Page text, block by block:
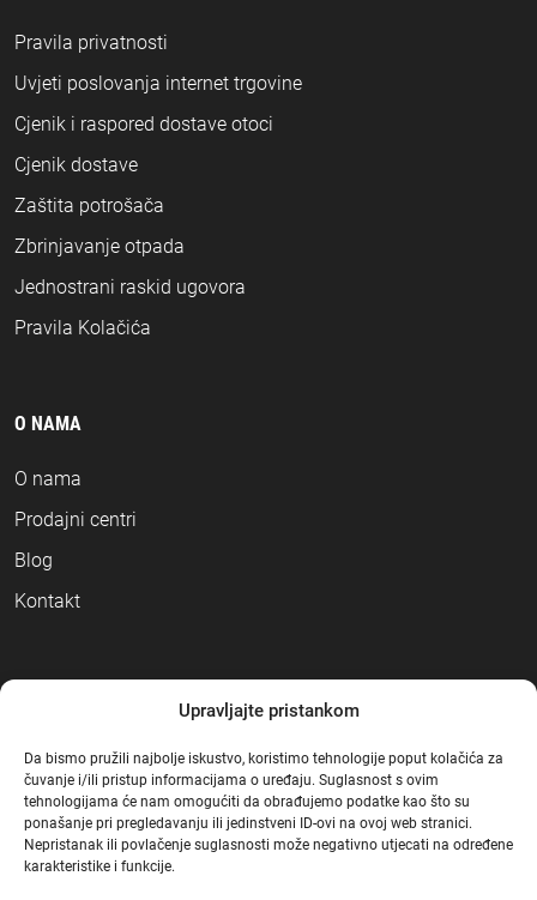
Upravljajte pristankom
Da bismo pružili najbolje iskustvo, koristimo tehnologije poput kolačića za
čuvanje i/ili pristup informacijama o uređaju. Suglasnost s ovim
tehnologijama će nam omogućiti da obrađujemo podatke kao što su
ponašanje pri pregledavanju ili jedinstveni ID-ovi na ovoj web stranici.
Nepristanak ili povlačenje suglasnosti može negativno utjecati na određene
karakteristike i funkcije.
Pravila privatnosti
Uvjeti poslovanja internet trgovine
Cjenik i raspored dostave otoci
Cjenik dostave
Zaštita potrošača
Zbrinjavanje otpada
Jednostrani raskid ugovora
Pravila Kolačića
O NAMA
O nama
Prodajni centri
Blog
Kontakt